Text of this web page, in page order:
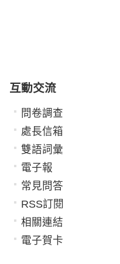
互動交流
問卷調查
處長信箱
雙語詞彙
電子報
常見問答
RSS訂閱
相關連結
電子賀卡